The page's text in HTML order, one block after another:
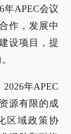
年APEC会议
作，发展中
设项目，提
年APEC
源有限的成
区域政策协